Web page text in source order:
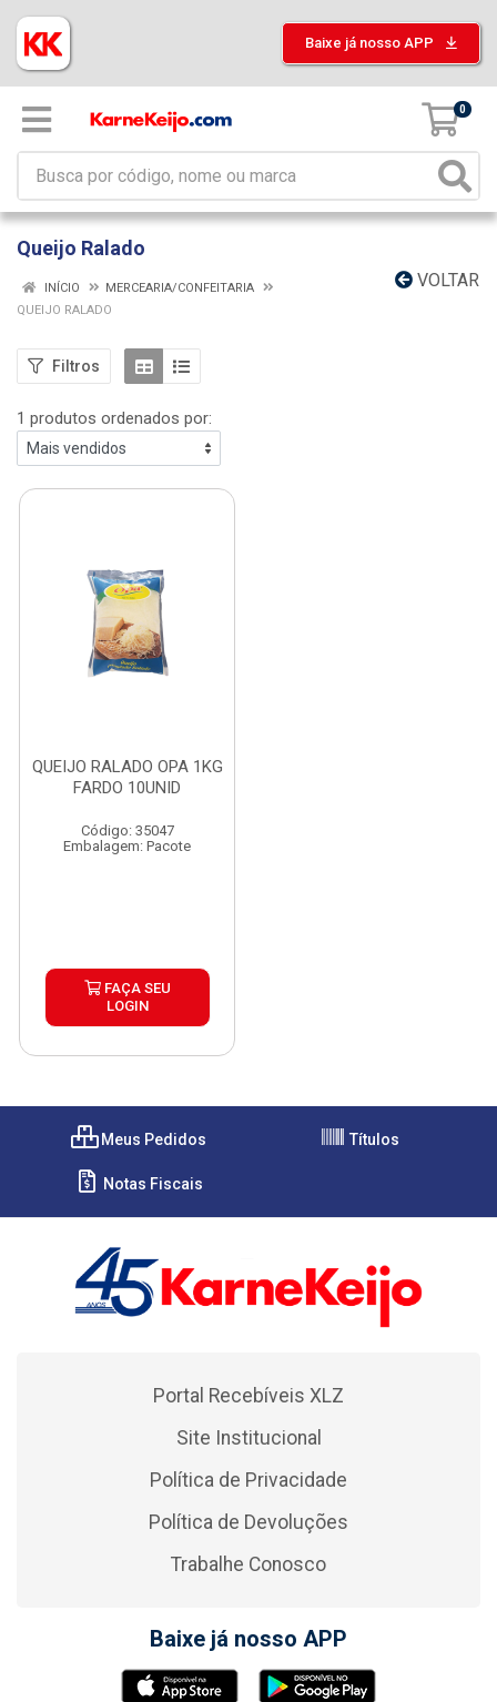
Baixe já nosso APP
0
Queijo Ralado
VOLTAR
INÍCIO
MERCEARIA/CONFEITARIA
QUEIJO RALADO
Filtros
1 produtos ordenados por:
QUEIJO RALADO OPA 1KG
FARDO 10UNID
Código: 35047
Embalagem: Pacote
FAÇA SEU
LOGIN
Meus Pedidos Títulos
Notas Fiscais
Portal Recebíveis XLZ
Site Institucional
Política de Privacidade
Política de Devoluções
Trabalhe Conosco
Baixe já nosso APP